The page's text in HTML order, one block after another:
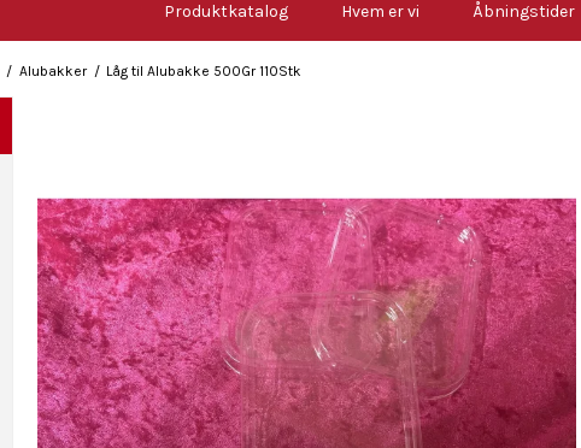
Produktkatalog Hvem er vi Åbningstider
/ Alubakker / Låg til Alubakke 500Gr 110Stk